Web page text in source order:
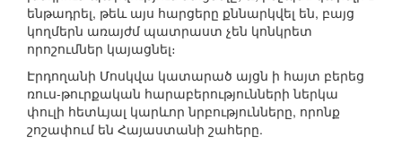
ենթադրել, թեև այս հարցերը քննարկվել են, բայց
կողմերն առայժմ պատրաստ չեն կոնկրետ
որոշումներ կայացնել։
Էրդողանի Մոսկվա կատարած այցն ի հայտ բերեց
ռուս-թուրքական հարաբերությունների ներկա
փուլի հետևյալ կարևոր նրբությունները, որոնք
շոշափում են Հայաստանի շահերը.